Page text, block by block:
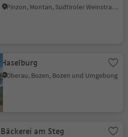
Pinzon, Montan, Südtiroler Weinstraße
Haselburg
Oberau, Bozen, Bozen und Umgebung
Bäckerei am Steg